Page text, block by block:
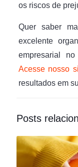
os riscos de
Quer saber
excelente
empresarial
Acesse nosso
resultados em
Posts